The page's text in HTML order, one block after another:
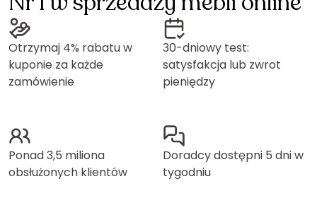
Otrzymaj 4% rabatu w
kuponie za każde
zamówienie
30-dniowy test:
satysfakcja lub zwrot
pieniędzy
Ponad 3,5 miliona
obsłużonych klientów
Doradcy dostępni 5 dni w
tygodniu